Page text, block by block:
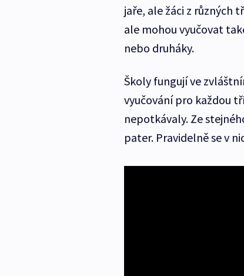
jaře, ale žáci z různých
ale mohou vyučovat
nebo druháky.
Školy fungují ve
vyučování pro každou
nepotkávaly. Ze
pater. Pravidelně se v